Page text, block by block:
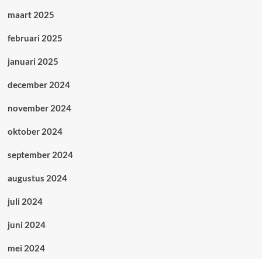
maart 2025
februari 2025
januari 2025
december 2024
november 2024
oktober 2024
september 2024
augustus 2024
juli 2024
juni 2024
mei 2024